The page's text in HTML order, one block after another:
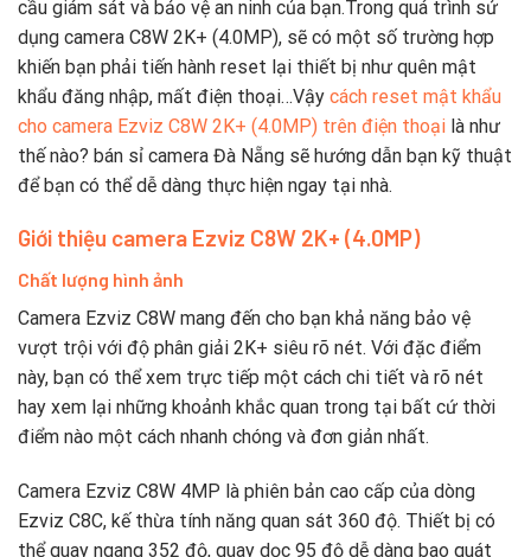
cầu giám sát và bảo vệ an ninh của bạn.Trong quá trình sử
dụng camera C8W 2K+ (4.0MP), sẽ có một số trường hợp
khiến bạn phải tiến hành reset lại thiết bị như quên mật
khẩu đăng nhập, mất điện thoại…Vậy cách reset mật khẩu
cho camera Ezviz C8W 2K+ (4.0MP) trên điện thoại là như
thế nào? bán sỉ camera Đà Nẵng sẽ hướng dẫn bạn kỹ thuật
để bạn có thể dễ dàng thực hiện ngay tại nhà.
Giới thiệu camera Ezviz C8W 2K+ (4.0MP)
Chất lượng hình ảnh
Camera Ezviz C8W mang đến cho bạn khả năng bảo vệ
vượt trội với độ phân giải 2K+ siêu rõ nét. Với đặc điểm
này, bạn có thể xem trực tiếp một cách chi tiết và rõ nét
hay xem lại những khoảnh khắc quan trong tại bất cứ thời
điểm nào một cách nhanh chóng và đơn giản nhất.
Camera Ezviz C8W 4MP là phiên bản cao cấp của dòng
Ezviz C8C, kế thừa tính năng quan sát 360 độ. Thiết bị có
thể quay ngang 352 độ, quay dọc 95 độ dễ dàng bao quát